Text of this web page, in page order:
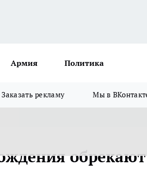
Армия Политика
Заказать рекламу Мы в